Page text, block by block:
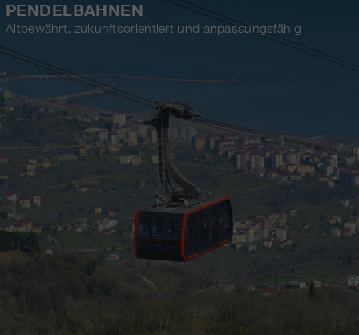
PENDELBAHNEN
Altbewährt, zukunftsorientiert und anpassungsfähig